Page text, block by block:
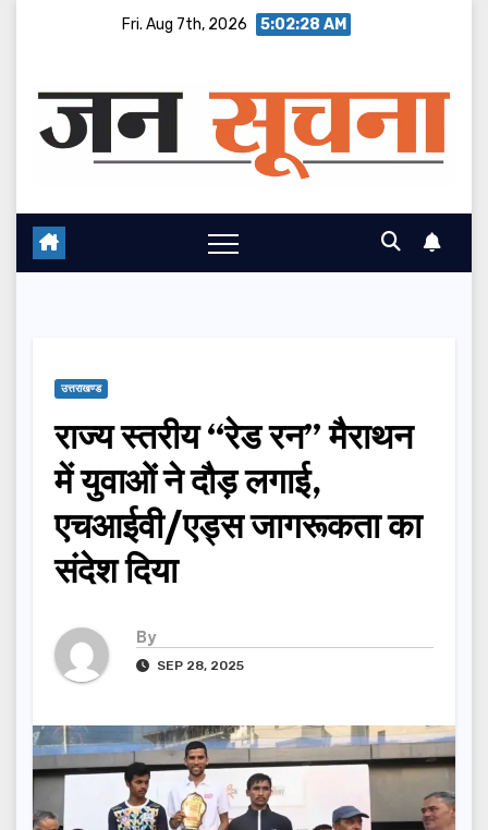
Fri. Aug 7th, 2026 5:02:29 AM
उत्तराखण्ड
राज्य स्तरीय ‘‘रेड रन’’ मैराथन
में युवाओं ने दौड़ लगाई,
एचआईवी/एड्स जागरूकता का
संदेश दिया
By
SEP 28, 2025